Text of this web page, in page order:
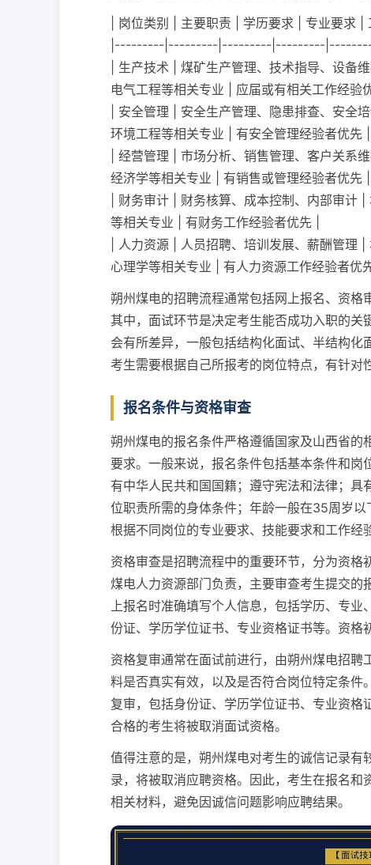
| 岗位类别 | 主要职责 | 学历要求 | 专业要求 |
|---------|---------|---------|---------
| 生产技术 | 煤矿生产管理、技术指导、设备
电气工程等相关专业 | 应届或有相关工作经验
| 安全管理 | 安全生产管理、隐患排查、安全
环境工程等相关专业 | 有安全管理经验者优先 |
| 经营管理 | 市场分析、销售管理、客户关系
经济学等相关专业 | 有销售或管理经验者优先 |
| 财务审计 | 财务核算、成本控制、内部审计
等相关专业 | 有财务工作经验者优先 |
| 人力资源 | 人员招聘、培训发展、薪酬管理
心理学等相关专业 | 有人力资源工作经验者优先
朔州煤电的招聘流程通常包括网上报名、资格
其中，面试环节是决定考生能否成功入职的
会有所差异，一般包括结构化面试、半结构化
考生需要根据自己所报考的岗位特点，有针对
报名条件与资格审查
朔州煤电的报名条件严格遵循国家及山西省
要求。一般来说，报名条件包括基本条件和
有中华人民共和国国籍；遵守宪法和法律；
位职责所需的身体条件；年龄一般在35周岁
根据不同岗位的专业要求、技能要求和工作经
资格审查是招聘流程中的重要环节，分为资格
煤电人力资源部门负责，主要审查考生提交的
上报名时准确填写个人信息，包括学历、专
份证、学历学位证书、专业资格证书等。资格
资格复审通常在面试前进行，由朔州煤电招
料是否真实有效，以及是否符合岗位特定条
复审，包括身份证、学历学位证书、专业资
合格的考生将被取消面试资格。
值得注意的是，朔州煤电对考生的诚信记录
录，将被取消应聘资格。因此，考生在报名
相关材料，避免因诚信问题影响应聘结果。